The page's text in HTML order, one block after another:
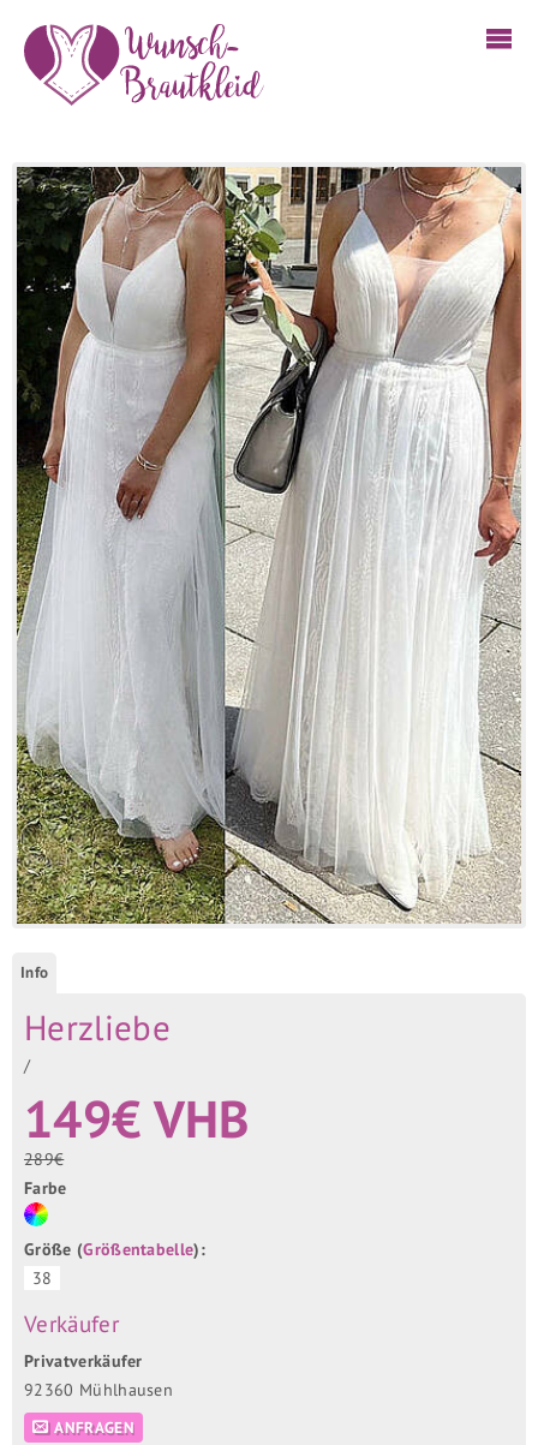
Info
Herzliebe
/
149€ VHB
289€
Farbe
Größe (Größentabelle):
38
Verkäufer
Privatverkäufer
92360 Mühlhausen
ANFRAGEN